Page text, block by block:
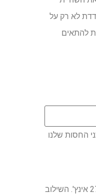
לא רק על
להתאים
החסות שלנו
ה-Vorsa Lite כולל גם צמיגים צרים יותר מה-Vorsa Original. רוחבם הוא 2.2 אינץ', והם מורכבים על גלגלים בגודל 27.5 אינץ'. השילוב